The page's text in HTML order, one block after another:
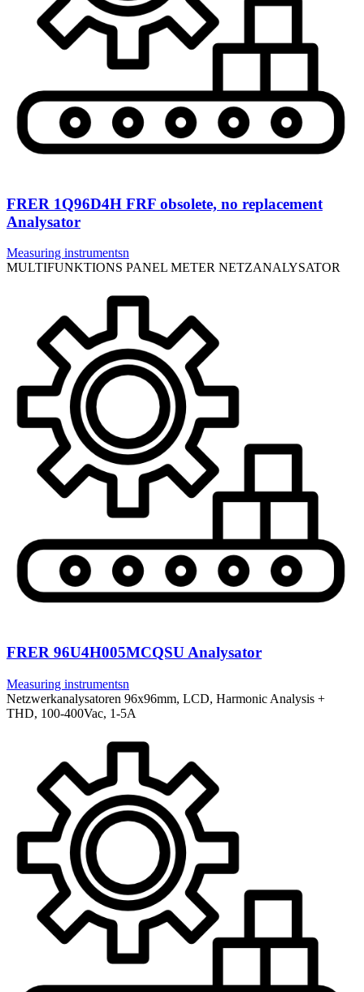
FRER 1Q96D4H FRF obsolete, no replacement
Analysator
Measuring instrumentsn
MULTIFUNKTIONS PANEL METER NETZANALYSATOR
FRER 96U4H005MCQSU Analysator
Measuring instrumentsn
Netzwerkanalysatoren 96x96mm, LCD, Harmonic Analysis +
THD, 100-400Vac, 1-5A